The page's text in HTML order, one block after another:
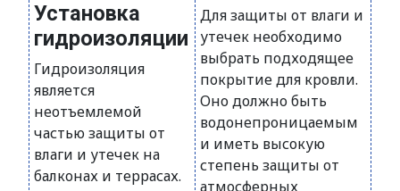
Установка
гидроизоляции
Гидроизоляция
является
неотъемлемой
частью защиты от
влаги и утечек на
балконах и террасах.
Для защиты от влаги и
утечек необходимо
выбрать подходящее
покрытие для кровли.
Оно должно быть
водонепроницаемым
и иметь высокую
степень защиты от
атмосферных